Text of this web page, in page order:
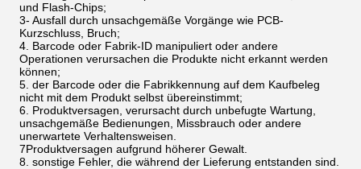
und Flash-Chips;
3- Ausfall durch unsachgemäße Vorgänge wie PCB-
Kurzschluss, Bruch;
4. Barcode oder Fabrik-ID manipuliert oder andere
Operationen verursachen die Produkte nicht erkannt werden
können;
5. der Barcode oder die Fabrikkennung auf dem Kaufbeleg
nicht mit dem Produkt selbst übereinstimmt;
6. Produktversagen, verursacht durch unbefugte Wartung,
unsachgemäße Bedienungen, Missbrauch oder andere
unerwartete Verhaltensweisen.
7Produktversagen aufgrund höherer Gewalt.
8. sonstige Fehler, die während der Lieferung entstanden sind.